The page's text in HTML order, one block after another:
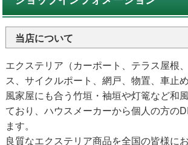
当店について
エクステリア（カーポート、テラス屋根
ス、サイクルポート、網戸、物置、車止
風家屋にも合う竹垣・袖垣や灯篭など和
ており、ハウスメーカーから個人の方の
ます。
良質なエクステリア商品を全国の皆様に